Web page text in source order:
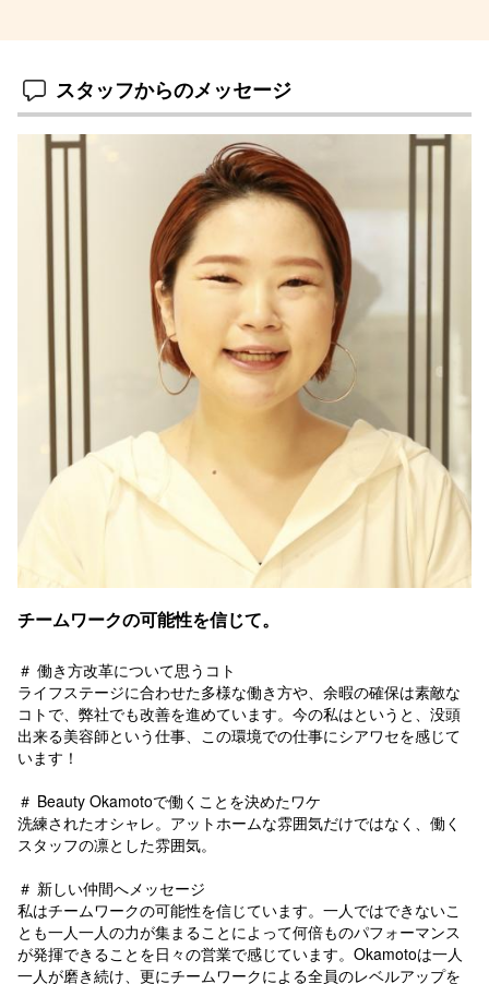
スタッフからのメッセージ
チームワークの可能性を信じて。
＃ 働き方改革について思うコト
ライフステージに合わせた多様な働き方や、余暇の確保は素敵な
コトで、弊社でも改善を進めています。今の私はというと、没頭
出来る美容師という仕事、この環境での仕事にシアワセを感じて
います！
＃ Beauty Okamotoで働くことを決めたワケ
洗練されたオシャレ。アットホームな雰囲気だけではなく、働く
スタッフの凛とした雰囲気。
＃ 新しい仲間へメッセージ
私はチームワークの可能性を信じています。一人ではできないこ
とも一人一人の力が集まることによって何倍ものパフォーマンス
が発揮できることを日々の営業で感じています。Okamotoは一人
一人が磨き続け、更にチームワークによる全員のレベルアップを